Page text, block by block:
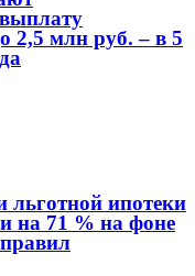
2,5 млн руб. – в 5
ипотеки
на 71 % на фоне